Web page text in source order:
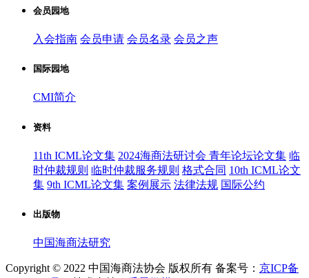
会员园地
入会指南 会员申请 会员名录 会员之声
国际园地
CMI简介
资料
11th ICML论文集 2024海商法研讨会 青年论坛论文集 临
时仲裁规则 临时仲裁服务规则 格式合同 10th ICML论文
集 9th ICML论文集 案例展示 法律法规 国际公约
出版物
中国海商法研究
Copyright © 2022 中国海商法协会 版权所有 备案号： 京ICP备